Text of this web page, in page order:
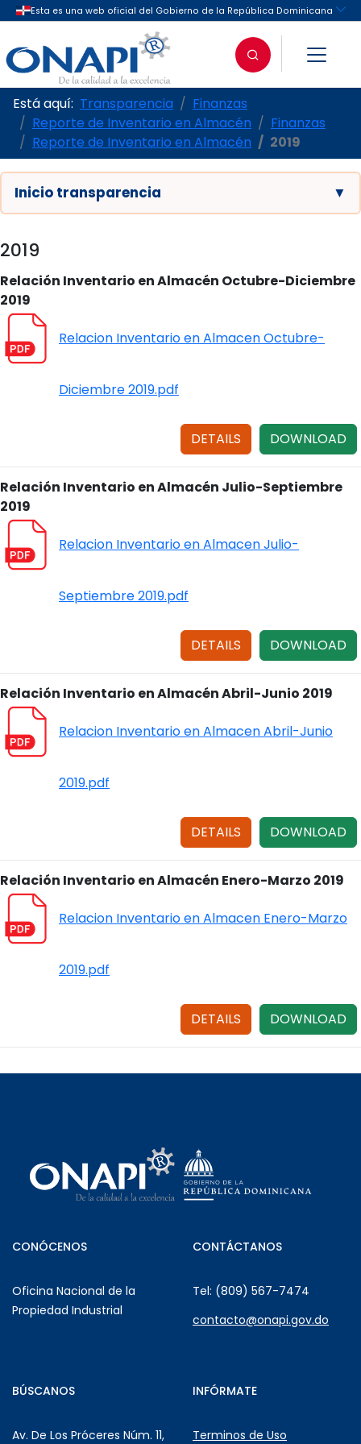
Está aquí: Transparencia
Finanzas
Reporte de Inventario en Almacén
Finanzas
Reporte de Inventario en Almacén
2019
Inicio transparencia ▼
2019
Relación Inventario en Almacén Octubre-Diciembre
2019
Relacion Inventario en Almacen Octubre-
Diciembre 2019.pdf
DOWNLOAD
DETAILS
Relación Inventario en Almacén Julio-Septiembre
2019
Relacion Inventario en Almacen Julio-
Septiembre 2019.pdf
DOWNLOAD
DETAILS
Relación Inventario en Almacén Abril-Junio 2019
Relacion Inventario en Almacen Abril-Junio
2019.pdf
DOWNLOAD
DETAILS
Relación Inventario en Almacén Enero-Marzo 2019
Relacion Inventario en Almacen Enero-Marzo
2019.pdf
DOWNLOAD
DETAILS
CONÓCENOS
Oficina Nacional de la
Propiedad Industrial
CONTÁCTANOS
Tel: (809) 567-7474
contacto@onapi.gov.do
BÚSCANOS
Av. De Los Próceres Núm. 11,
INFÓRMATE
Terminos de Uso